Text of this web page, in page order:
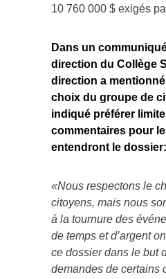
10 760 000 $ exigés
Dans un
direction du Collège
direction a
choix du groupe de
indiqué préférer
commentaires pour
entendront le dossier:
«Nous respectons le
citoyens, mais nous
à la tournure des
de temps et d’argent
ce dossier dans le but
demandes de certains